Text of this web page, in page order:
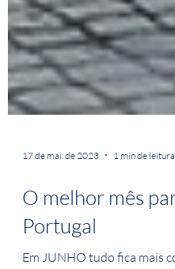
1 min de leitura
O melhor mês